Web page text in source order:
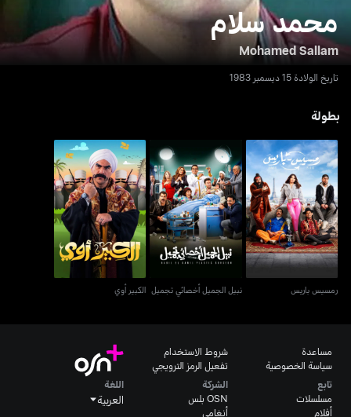
محمد سلام
Mohamed Sallam
تاريخ الولادة 15 ديسمبر 1983
بطولة
رمسيس باريس
رمسيس باريس
نبيل الجميل أخصائي تجميل
نبيل الجميل أخصائي تجميل
الكبير أوي
الكبير أوي
مساعدة
سياسة الخصوصية
شروط الاستخدام
تفعيل الرمز الترويجي
تابع
مسلسلات
أفلام
الشركة
OSN بلس
أنغامي
اللغة
العربية